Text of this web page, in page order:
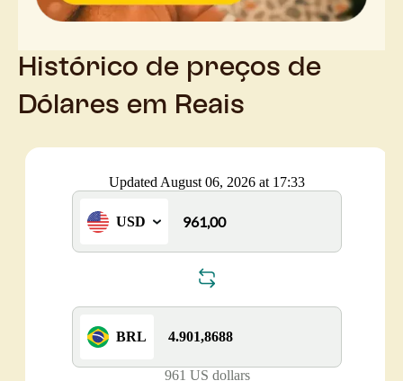
Histórico de preços de
Dólares em Reais